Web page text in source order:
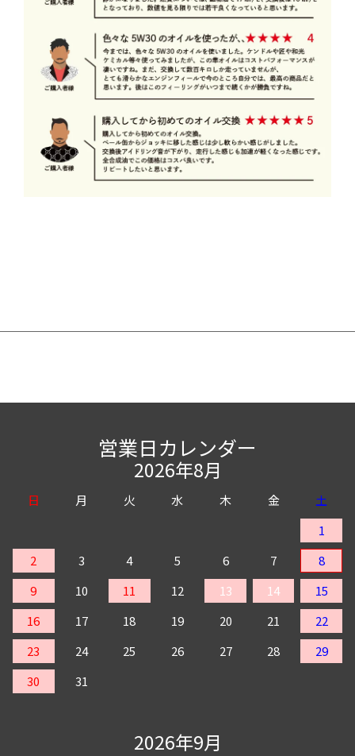
営業日カレンダー
2026年8月
日 月 火 水 木 金
土
1
2
3 4 5 6 7
8
9
10 11 12 13 14
15
16
17 18 19 20 21
22
23
24 25 26 27 28
29
30
31
2026年9月